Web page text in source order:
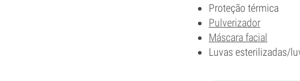
Proteção térmica
Pulverizador
Máscara facial
Luvas esterilizadas/